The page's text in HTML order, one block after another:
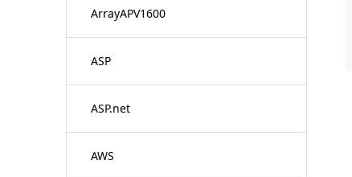
ArrayAPV1600
ASP
ASP.net
AWS